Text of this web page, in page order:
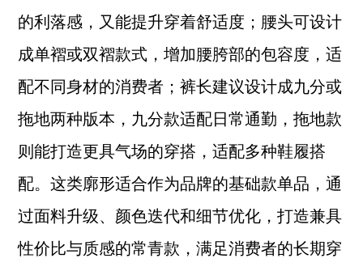
的利落感，又能提升穿着舒适度；腰头可设计
成单褶或双褶款式，增加腰胯部的包容度，适
配不同身材的消费者；裤长建议设计成九分或
拖地两种版本，九分款适配日常通勤，拖地款
则能打造更具气场的穿搭，适配多种鞋履搭
配。这类廓形适合作为品牌的基础款单品，通
过面料升级、颜色迭代和细节优化，打造兼具
性价比与质感的常青款，满足消费者的长期穿